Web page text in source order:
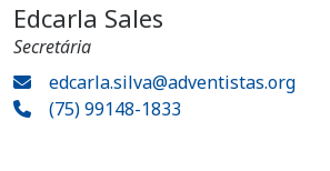
Edcarla Sales
Secretária
edcarla.silva@adventistas.org
(75) 99148-1833